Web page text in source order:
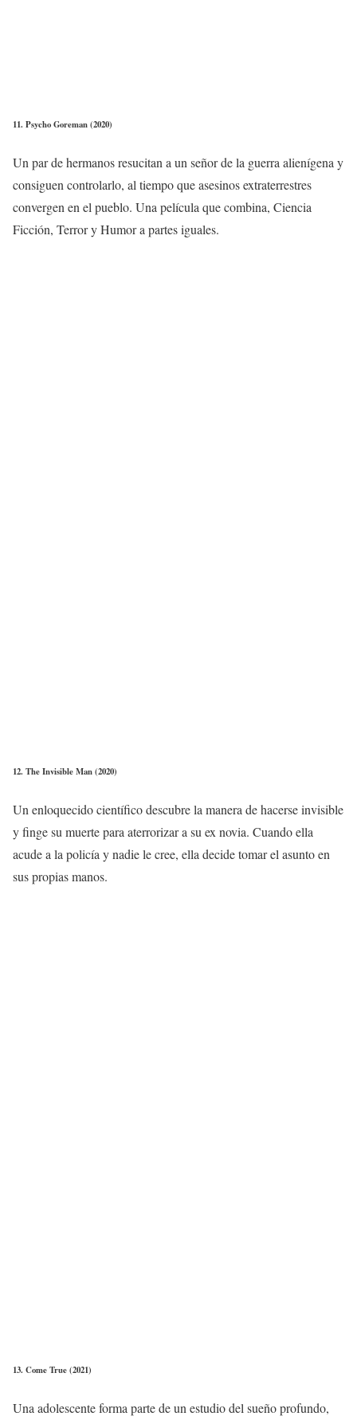
11. Psycho Goreman (2020)
Un par de hermanos resucitan a un señor de la guerra alienígena y
consiguen controlarlo, al tiempo que asesinos extraterrestres
convergen en el pueblo. Una película que combina, Ciencia
Ficción, Terror y Humor a partes iguales.
12. The Invisible Man (2020)
Un enloquecido científico descubre la manera de hacerse invisible
y finge su muerte para aterrorizar a su ex novia. Cuando ella
acude a la policía y nadie le cree, ella decide tomar el asunto en
sus propias manos.
13. Come True (2021)
Una adolescente forma parte de un estudio del sueño profundo,